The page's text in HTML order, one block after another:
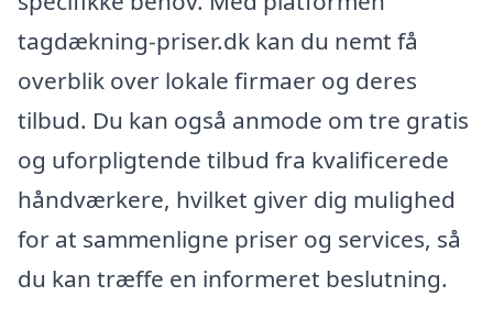
tagdækning-priser.dk kan du nemt få
overblik over lokale firmaer og deres
tilbud. Du kan også anmode om tre gratis
og uforpligtende tilbud fra kvalificerede
håndværkere, hvilket giver dig mulighed
for at sammenligne priser og services, så
du kan træffe en informeret beslutning.